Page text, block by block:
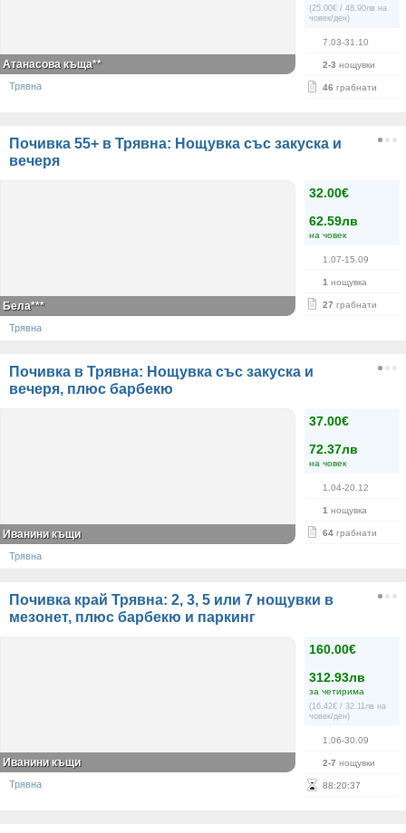
(25.00€ / 48.90лв на
човек/ден)
7.03-31.10
2-3 нощувки
46 грабнати
Атанасова къща**
Трявна
Почивка 55+ в Трявна: Нощувка със закуска и
вечеря
32.00€
62.59лв
на човек
1.07-15.09
1 нощувка
27 грабнати
Бела***
Трявна
Почивка в Трявна: Нощувка със закуска и
вечеря, плюс барбекю
37.00€
72.37лв
на човек
1.04-20.12
1 нощувка
64 грабнати
Иванини къщи
Трявна
Почивка край Трявна: 2, 3, 5 или 7 нощувки в
мезонет, плюс барбекю и паркинг
160.00€
312.93лв
за четирима
(16.42€ / 32.11лв на
човек/ден)
1.06-30.09
2-7 нощувки
88:20:37
Иванини къщи
Трявна